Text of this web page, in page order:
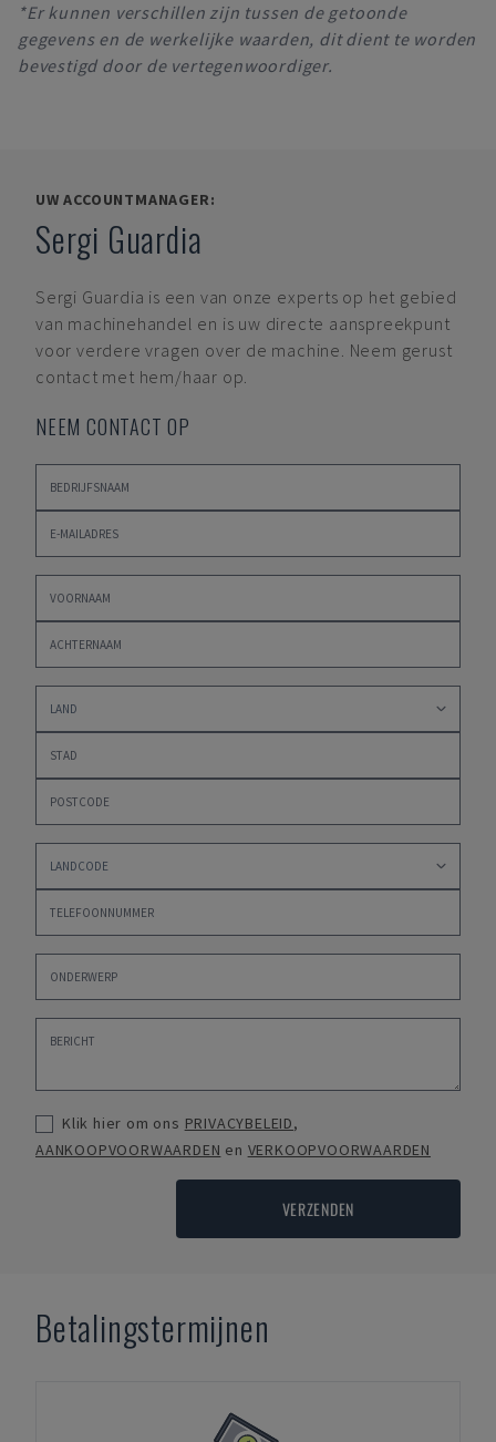
*Er kunnen verschillen zijn tussen de getoonde
gegevens en de werkelijke waarden, dit dient te worden
bevestigd door de vertegenwoordiger.
UW ACCOUNTMANAGER:
Sergi Guardia
Sergi Guardia is een van onze experts op het gebied
van machinehandel en is uw directe aanspreekpunt
voor verdere vragen over de machine. Neem gerust
contact met hem/haar op.
NEEM CONTACT OP
Klik hier om ons PRIVACYBELEID,
AANKOOPVOORWAARDEN en VERKOOPVOORWAARDEN
VERZENDEN
Betalingstermijnen